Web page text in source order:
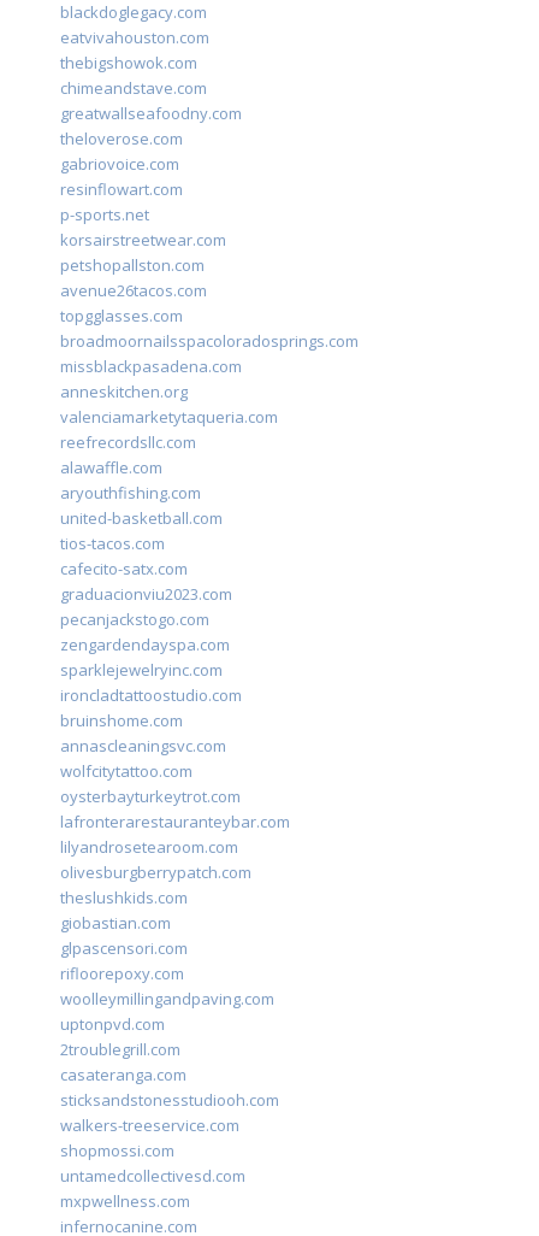
blackdoglegacy.com
eatvivahouston.com
thebigshowok.com
chimeandstave.com
greatwallseafoodny.com
theloverose.com
gabriovoice.com
resinflowart.com
p-sports.net
korsairstreetwear.com
petshopallston.com
avenue26tacos.com
topgglasses.com
broadmoornailsspacoloradosprings.com
missblackpasadena.com
anneskitchen.org
valenciamarketytaqueria.com
reefrecordsllc.com
alawaffle.com
aryouthfishing.com
united-basketball.com
tios-tacos.com
cafecito-satx.com
graduacionviu2023.com
pecanjackstogo.com
zengardendayspa.com
sparklejewelryinc.com
ironcladtattoostudio.com
bruinshome.com
annascleaningsvc.com
wolfcitytattoo.com
oysterbayturkeytrot.com
lafronterarestauranteybar.com
lilyandrosetearoom.com
olivesburgberrypatch.com
theslushkids.com
giobastian.com
glpascensori.com
rifloorepoxy.com
woolleymillingandpaving.com
uptonpvd.com
2troublegrill.com
casateranga.com
sticksandstonesstudiooh.com
walkers-treeservice.com
shopmossi.com
untamedcollectivesd.com
mxpwellness.com
infernocanine.com